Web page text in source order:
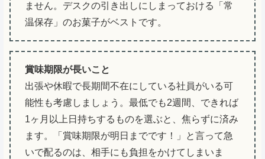
ません。デスクの引き出しにしまっておける「常
温保存」のお菓子がベストです。
賞味期限が長いこと
出張や休暇で長期間不在にしている社員がいる可
能性も考慮しましょう。最低でも2週間、できれば
1ヶ月以上日持ちするものを選ぶと、焦らずに済み
ます。「賞味期限が明日までです！」と言って急
いで配るのは、相手にも負担をかけてしまいま